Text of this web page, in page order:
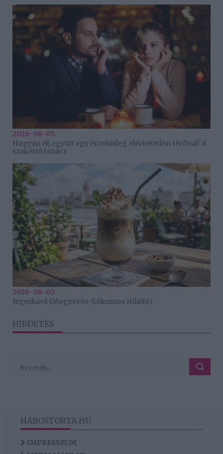
2026-08-05.
Hogyan élj együtt egy érzelmileg elérhetetlen férfival? 8
szakértő tanács
2026-08-05.
Jegeskávé (Mogyorós-Kókuszos Hűsítő)
HIRDETÉS
HABOSTORTA.HU
IMPRESSZUM